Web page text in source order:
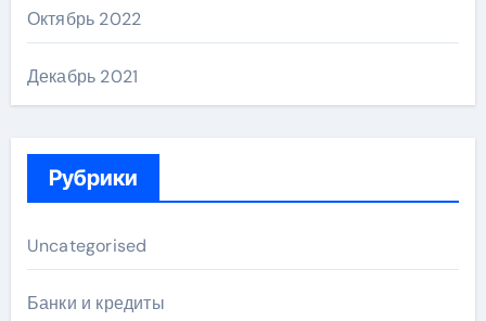
Октябрь 2022
Декабрь 2021
Рубрики
Uncategorised
Банки и кредиты